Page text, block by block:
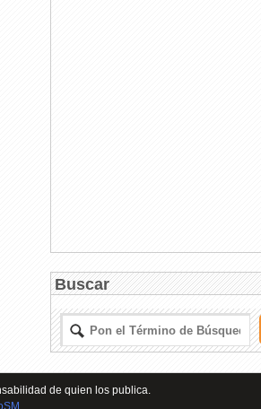
Buscar
de quien los publica.